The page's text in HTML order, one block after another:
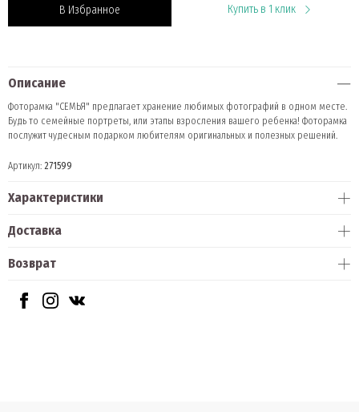
В Избранное Купить в 1 клик
Описание
Фоторамка "СЕМЬЯ" предлагает хранение любимых фотографий в одном месте.
Будь то семейные портреты, или этапы взросления вашего ребенка! Фоторамка
послужит чудесным подарком любителям оригинальных и полезных решений.
Артикул: 271599
Характеристики
Доставка
Возврат